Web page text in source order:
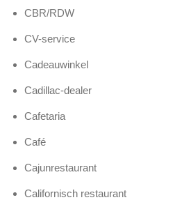
CBR/RDW
CV-service
Cadeauwinkel
Cadillac-dealer
Cafetaria
Café
Cajunrestaurant
Californisch restaurant